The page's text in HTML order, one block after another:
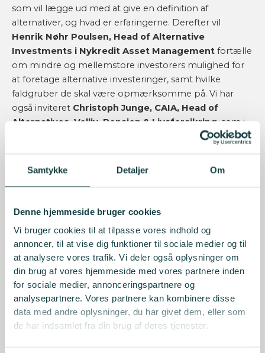
Samtykke Detaljer Om
Denne hjemmeside bruger cookies
Vi bruger cookies til at tilpasse vores indhold og
annoncer, til at vise dig funktioner til sociale medier og til
at analysere vores trafik. Vi deler også oplysninger om
din brug af vores hjemmeside med vores partnere inden
for sociale medier, annonceringspartnere og
analysepartnere. Vores partnere kan kombinere disse
data med andre oplysninger, du har givet dem, eller som
de har indsamlet fra din brug af deres tjenester.
som vil lægge ud med at give en definition af
alternativer, og hvad er erfaringerne. Derefter vil
Henrik Nøhr Poulsen, Head of Alternative
Investments i Nykredit Asset Management fortælle
om mindre og mellemstore investorers mulighed for
at foretage alternative investeringer, samt hvilke
faldgruber de skal være opmærksomme på. Vi har
også inviteret Christoph Junge, CAIA, Head of
Alternatives, Velliv, Pension & Livsforsikring, som i
sit indlæg vil give et indblik i, hvordan en stor
Han kommer rundt om allokering, likviditet og risici.
Høibye, advokat og partner i Lund Elmer Sandager
Nykredit Portefølje Administration,samtPeter
Holsteen, Head of Fund Legal hos Nykreditom
Proces for strukturering af alternative investeringer og
gennemgang af konkret case for P/E og infrastruktur.
Kim og
Honas Kader, Advokatfuldmægtig hos Lund
Elmer Sandager
vil også gøre os klogere på
regulatoriske alternativer.